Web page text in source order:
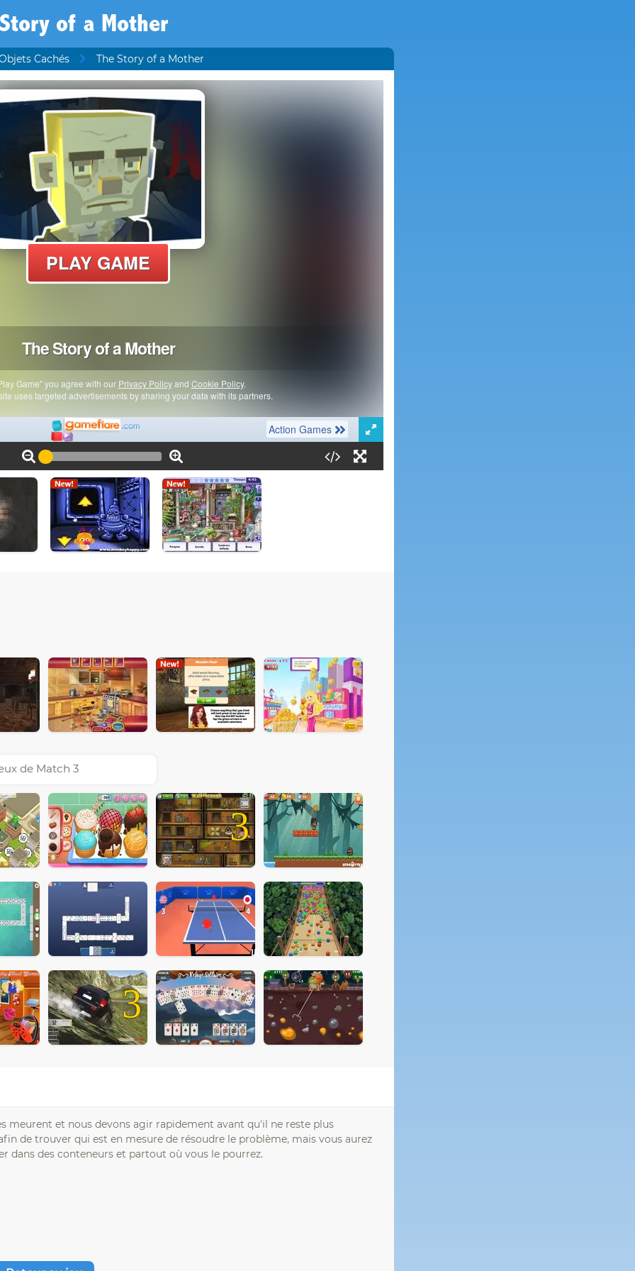
of a Mother
Cachés The Story of a Mother
de Match 3
3
3
meurent et nous devons agir rapidement avant qu'il ne reste plus
de trouver qui est en mesure de résoudre le problème, mais vous aurez
dans des conteneurs et partout où vous le pourrez.